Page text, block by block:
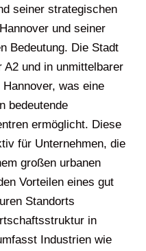
seiner strategischen
und seiner
Bedeutung. Die Stadt
und in unmittelbarer
was eine
bedeutende
ermöglicht. Diese
für Unternehmen, die
großen urbanen
Vorteilen eines gut
Standorts
in
Industrien wie